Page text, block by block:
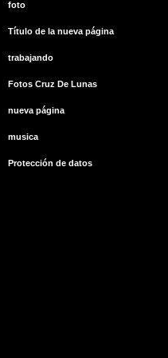
foto
Título de la nueva página
trabajando
Fotos Cruz De Lunas
nueva página
musica
Protección de datos